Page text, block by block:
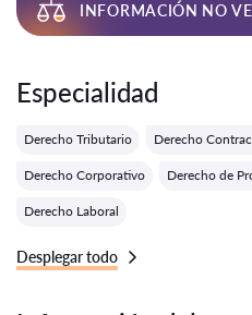
INFORMACIÓN NO
Especialidad
Derecho Tributario Derecho
Derecho Corporativo Derecho de
Derecho Laboral
Desplegar todo